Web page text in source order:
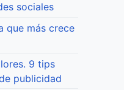
sociales
que más crece
9 tips
publicidad